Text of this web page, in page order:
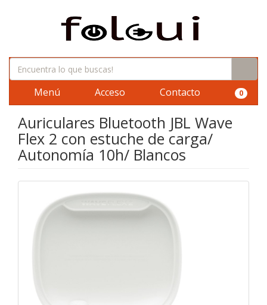
Menú Acceso Contacto 0
Auriculares Bluetooth JBL Wave
Flex 2 con estuche de carga/
Autonomía 10h/ Blancos